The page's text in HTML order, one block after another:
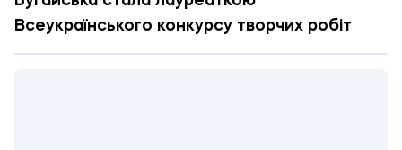
Всеукраїнського конкурсу творчих робіт